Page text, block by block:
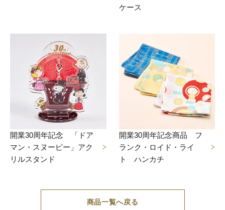
ケース
開業30周年記念 「ドア
マン・スヌーピー」アク
リルスタンド
開業30周年記念商品 フ
ランク・ロイド・ライ
ト ハンカチ
商品一覧へ戻る